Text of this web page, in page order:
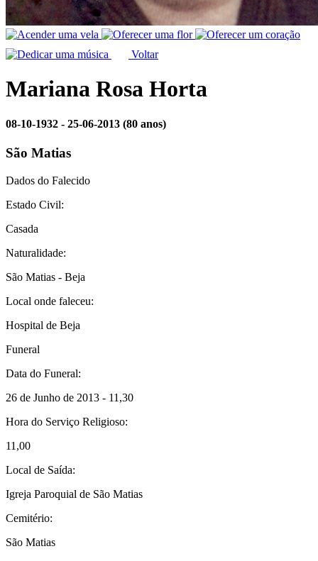
Voltar
Mariana Rosa Horta
08-10-1932 - 25-06-2013 (80 anos)
São Matias
Dados do Falecido
Estado Civil:
Casada
Naturalidade:
São Matias - Beja
Local onde faleceu:
Hospital de Beja
Funeral
Data do Funeral:
26 de Junho de 2013 - 11,30
Hora do Serviço Religioso:
11,00
Local de Saída:
Igreja Paroquial de São Matias
Cemitério:
São Matias